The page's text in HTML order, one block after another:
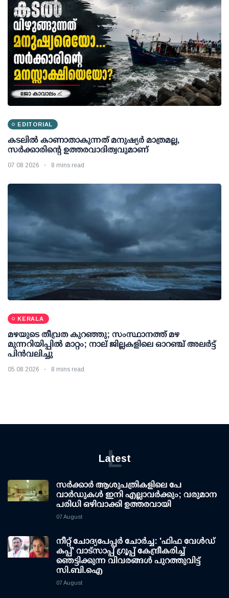
EDITORIAL
കടലിൽ കാണാതാകുന്നത് മനുഷ്യർ മാത്രമല്ല,
സർക്കാരിന്റെ ഉത്തരവാദിത്വവുമാണ്
07 08 2026 8 mins read
KERALA
മഴയുടെ തീവ്രത കുറഞ്ഞു; സംസ്ഥാനത്ത് മഴ
മുന്നറിയിപ്പിൽ മാറ്റം; നാല് ജില്ലകളിലെ ഓറഞ്ച് അലർട്ട്
പിൻവലിച്ചു
05 08 2026 8 mins read
Latest
L
സര്‍ക്കാര്‍ ആശുപത്രികളിലെ പേ
വാര്‍ഡുകള്‍ ഇനി എല്ലാവര്‍ക്കും; വരുമാന
പരിധി ഒഴിവാക്കി ഉത്തരവായി
07 August
നീറ്റ് ചോദ്യപേപ്പര്‍ ചോര്‍ച്ച: 'ഫിഫ വേള്‍ഡ്
കപ്പ്' വാട്സാപ്പ് ഗ്രൂപ്പ് കേന്ദ്രീകരിച്ച്
ഞെട്ടിക്കുന്ന വിവരങ്ങള്‍ പുറത്തുവിട്ട്
സി.ബി.ഐ
07 August